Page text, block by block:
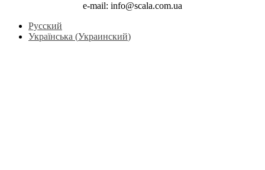
e-mail: info@scala.com.ua
Русский
Українська (Украинский)